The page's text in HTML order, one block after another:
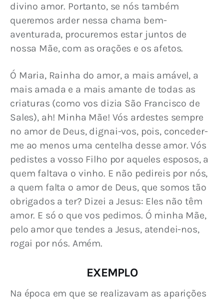
divino amor. Portanto, se nós também
queremos arder nessa chama bem-
aventurada, procuremos estar juntos de
nossa Mãe, com as orações e os afetos.
Ó Maria, Rainha do amor, a mais amável, a
mais amada e a mais amante de todas as
criaturas (como vos dizia São Francisco de
Sales), ah! Minha Mãe! Vós ardestes sempre
no amor de Deus, dignai-vos, pois, conceder-
me ao menos uma centelha desse amor. Vós
pedistes a vosso Filho por aqueles esposos, a
quem faltava o vinho. E não pedireis por nós,
a quem falta o amor de Deus, que somos tão
obrigados a ter? Dizei a Jesus: Eles não têm
amor. E só o que vos pedimos. Ó minha Mãe,
pelo amor que tendes a Jesus, atendei-nos,
rogai por nós. Amém.
EXEMPLO
Na época em que se realizavam as aparições